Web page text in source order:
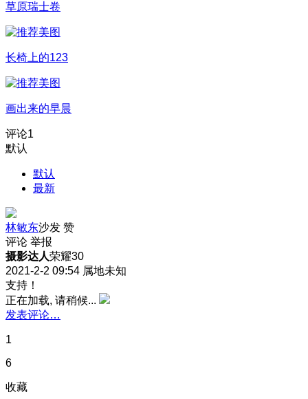
草原瑞士卷
长椅上的123
画出来的早晨
评论1
默认
默认
最新
林敏东沙发 赞
评论 举报
摄影达人荣耀30
2021-2-2 09:54 属地未知
支持！
正在加载, 请稍候...
发表评论…
1
6
收藏